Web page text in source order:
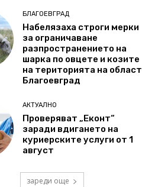
БЛАГОЕВГРАД
Набелязаха строги мерки
за ограничаване
разпространението на
шарка по овцете и козите
на територията на област
Благоевград
АКТУАЛНО
Проверяват „Еконт“
заради вдигането на
куриерските услуги от 1
август
зареди още